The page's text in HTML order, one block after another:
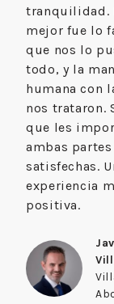
tranquilidad.
mejor fue lo
que nos lo
todo, y la
humana con
nos trataron.
que les
ambas
satisfechas.
experiencia
positiva.